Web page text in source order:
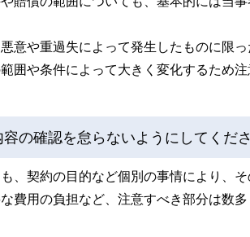
意や重過失によって発生したものに限
囲や条件によって大きく変化するため注
の確認を怠らないようにしてくだ
、契約の目的など個別の事情により、
費用の負担など、注意すべき部分は数多